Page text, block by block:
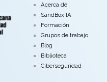
Acerca de
SandBox IA
Formación
Grupos de trabajo
Blog
Biblioteca
Ciberseguridad